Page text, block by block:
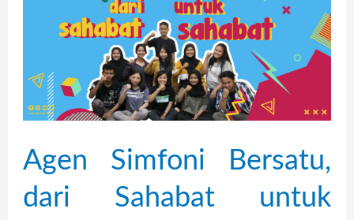
Agen Simfoni Bersatu,
dari Sahabat untuk
Bersatu,
Sahabat
untuk